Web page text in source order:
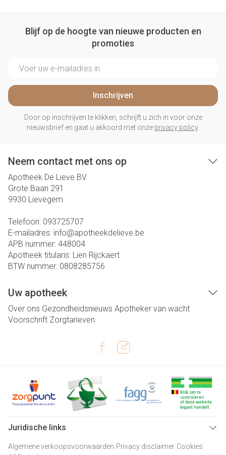
Blijf op de hoogte van nieuwe producten en
promoties
Inschrijven
Door op inschrijven te klikken, schrijft u zich in voor onze
nieuwsbrief en gaat u akkoord met onze privacy policy.
Neem contact met ons op
Apotheek De Lieve BV
Grote Baan 291
9930 Lievegem
Telefoon: 093725707
E-mailadres: info@apotheekdelieve.be
APB nummer: 448004
Apotheek titularis: Lien Rijckaert
BTW nummer: 0808285756
Uw apotheek
Over ons Gezondheidsnieuws Apotheker van wacht
Voorschrift Zorgtarieven
Juridische links
Algemene verkoopsvoorwaarden Privacy disclaimer Cookies